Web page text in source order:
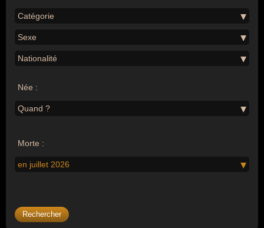
Catégorie
Sexe
Nationalité
Née :
Quand ?
Morte :
en juillet 2026